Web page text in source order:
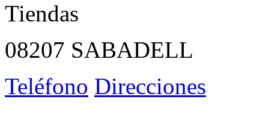
Tiendas
08207 SABADELL
Teléfono Direcciones